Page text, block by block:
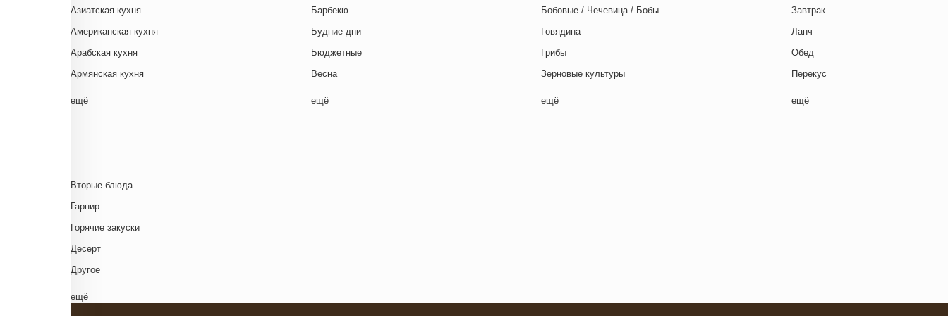
Азиатская кухня
Американская кухня
Арабская кухня
Армянская кухня
Белорусская
Венгерская кухня
Греческая кухня
Грузинская кухня
Еврейская кухня
Европейская кухня
Испанская кухня
ещё
Барбекю
Будние дни
Бюджетные
Весна
Выходные дни
Закуски
ещё
Бобовые / Чечевица / Бобы
Говядина
Грибы
Зерновые культуры
Картофель
Свинина
ещё
Завтрак
Ланч
Обед
Перекус
Полдник
ещё
Вторые блюда
Гарнир
Горячие закуски
Десерт
Другое
Комплексный обед
ещё